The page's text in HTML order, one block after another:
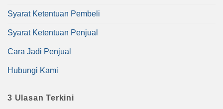
Syarat Ketentuan Pembeli
Syarat Ketentuan Penjual
Cara Jadi Penjual
Hubungi Kami
3 Ulasan Terkini